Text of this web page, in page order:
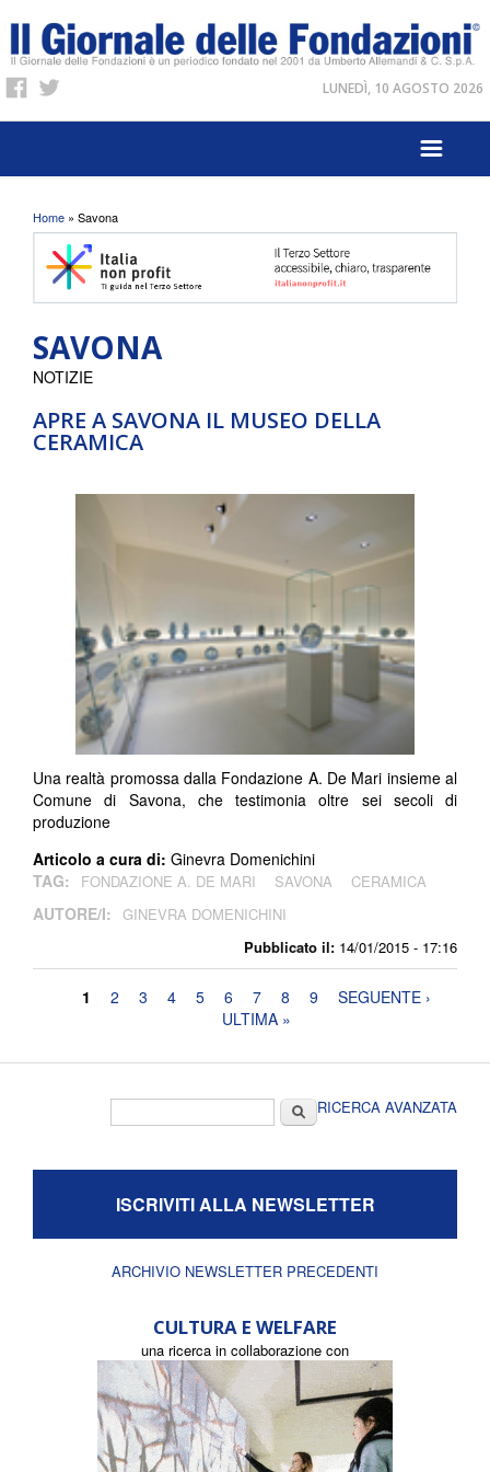
LUNEDÌ, 10 AGOSTO 2026
Tu sei qui
Home » Savona
SAVONA
APRE A SAVONA IL MUSEO DELLA
CERAMICA
Pubblicato il: 14/01/2015 - 17:16
NOTIZIE
Una realtà promossa dalla Fondazione A. De Mari insieme al
Comune di Savona, che testimonia oltre sei secoli di
produzione
Articolo a cura di: Ginevra Domenichini
TAG:
FONDAZIONE A. DE MARI SAVONA CERAMICA
AUTORE/I: GINEVRA DOMENICHINI
Pagine
1 2 3 4 5 6 7 8 9
SEGUENTE ›
ULTIMA »
CercaRICERCA AVANZATA
ISCRIVITI ALLA NEWSLETTER
ARCHIVIO NEWSLETTER PRECEDENTI
CULTURA E WELFARE
una ricerca in collaborazione con